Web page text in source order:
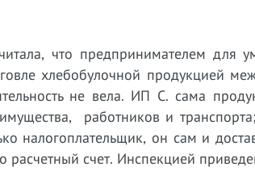
что предпринимателем для
хлебобулочной продукцией
не вела. ИП С. сама
работников и
налогоплательщик, он сам и
расчетный счет. Инспекцией